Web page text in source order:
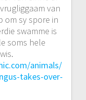
van
om sy spore in
swamme is
soms hele
animals/
takes-over-